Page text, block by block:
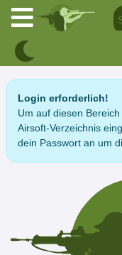
Login erforderlich!
Um auf diesen
Airsoft-Verzeichnis
dein Passwort an um